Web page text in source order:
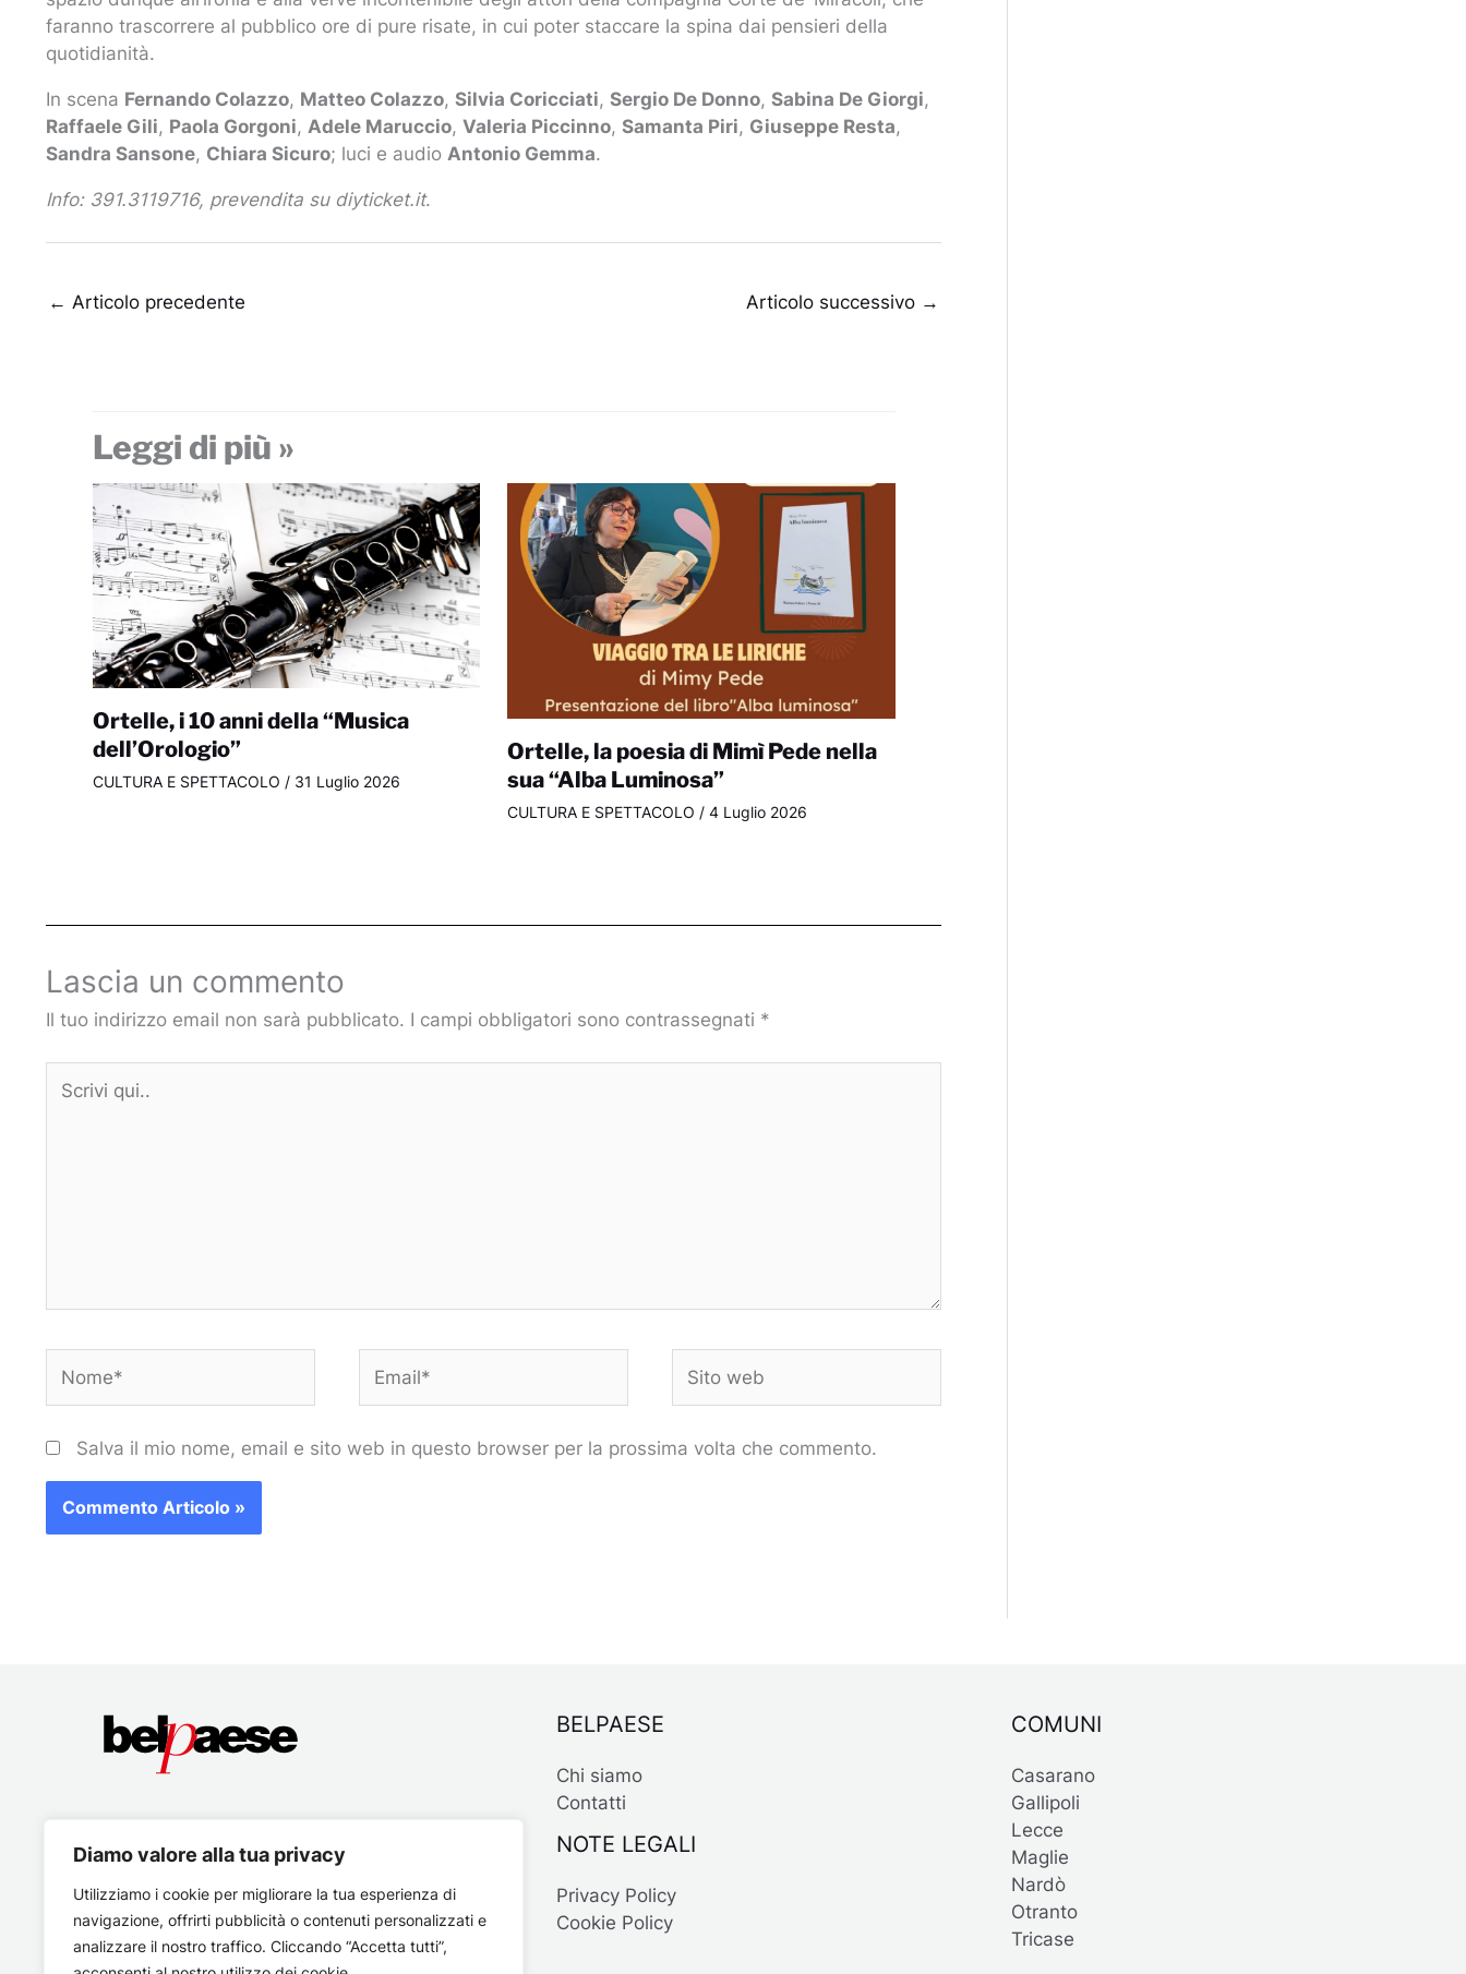
Diamo valore alla tua privacy
Utilizziamo i cookie per migliorare la tua esperienza di
navigazione, offrirti pubblicità o contenuti personalizzati e
analizzare il nostro traffico. Cliccando “Accetta tutti”,
faranno trascorrere al pubblico ore di pure risate, in cui poter staccare la spina dai pensieri della
quotidianità.
In scena Fernando Colazzo, Matteo Colazzo, Silvia Coricciati, Sergio De Donno, Sabina De Giorgi,
Raffaele Gili, Paola Gorgoni, Adele Maruccio, Valeria Piccinno, Samanta Piri, Giuseppe Resta,
Sandra Sansone, Chiara Sicuro; luci e audio Antonio Gemma.
Info: 391.3119716, prevendita su diyticket.it.
← Articolo precedente Articolo successivo →
Leggi di più »
Ortelle, i 10 anni della “Musica
dell’Orologio”
CULTURA E SPETTACOLO / 31 Luglio 2026
Ortelle, la poesia di Mimì Pede nella
sua “Alba Luminosa”
CULTURA E SPETTACOLO / 4 Luglio 2026
Lascia un commento
Il tuo indirizzo email non sarà pubblicato. I campi obbligatori sono contrassegnati *
qui..
web
Salva il mio nome, email e sito web in questo browser per la prossima volta che commento.
BELPAESE
Chi siamo
Contatti
NOTE LEGALI
Privacy Policy
Cookie Policy
COMUNI
Casarano
Gallipoli
Lecce
Maglie
Nardò
Otranto
Tricase